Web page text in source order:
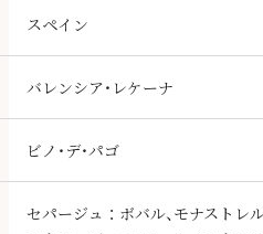
スペイン
バレンシア・レケーナ
ビノ・デ・パゴ
セパージュ ： ボバル、モナストレ